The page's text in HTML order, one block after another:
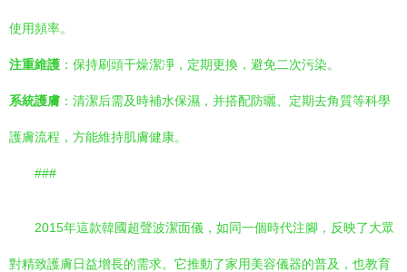
使用頻率。
注重維護 ：保持刷頭干燥潔凈，定期更換，避免二次污染。
系統護膚 ：清潔后需及時補水保濕，并搭配防曬、定期去角質等科學
護膚流程，方能維持肌膚健康。
###
2015年這款韓國超聲波潔面儀，如同一個時代注腳，反映了大眾
對精致護膚日益增長的需求。它推動了家用美容儀器的普及，也教育